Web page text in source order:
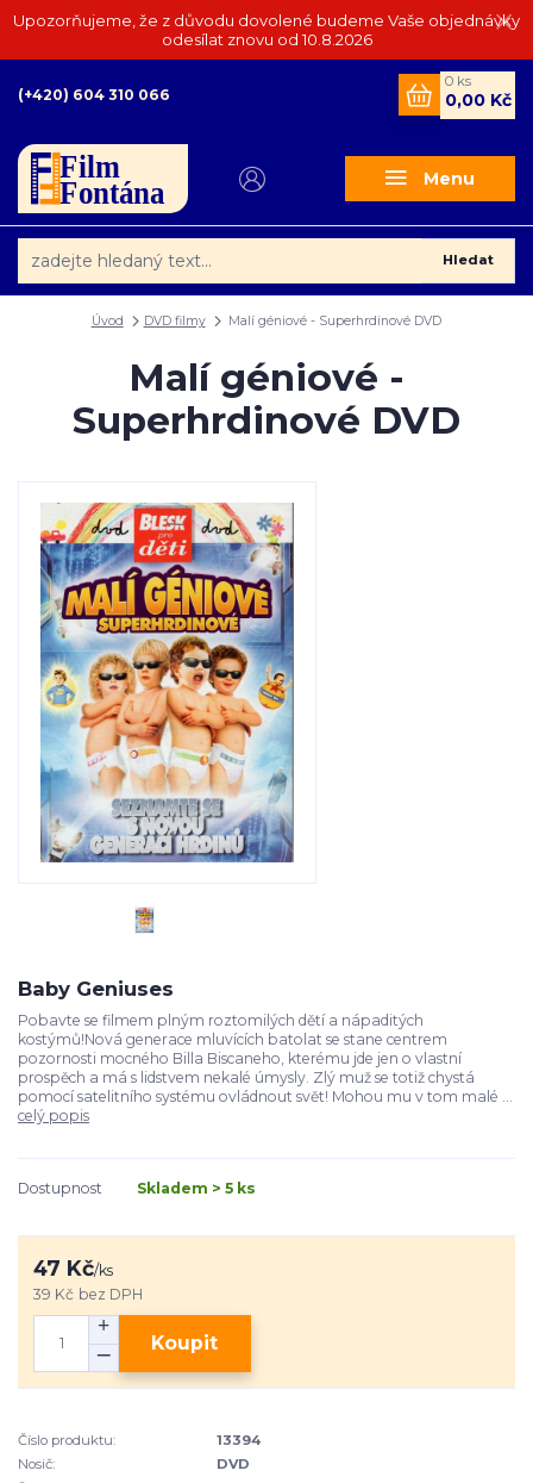
Upozorňujeme, že z důvodu dovolené budeme Vaše objednávky
odesílat znovu od 10.8.2026
Menu
Hledat
(+420) 604 310 066
0 ks
0,00 Kč
Úvod DVD filmy Malí géniové - Superhrdinové DVD
Malí géniové -
Superhrdinové DVD
Baby Geniuses
Pobavte se filmem plným roztomilých dětí a nápaditých
kostýmů!Nová generace mluvících batolat se stane centrem
pozornosti mocného Billa Biscaneho, kterému jde jen o vlastní
prospěch a má s lidstvem nekalé úmysly. Zlý muž se totiž chystá
pomocí satelitního systému ovládnout svět! Mohou mu v tom malé ...
celý popis
Dostupnost Skladem > 5 ks
47 Kč/ks
39 Kč bez DPH
Koupit
Číslo produktu:
13394
Nosič:
DVD